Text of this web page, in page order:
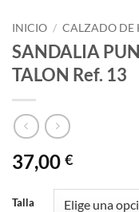
INICIO / CALZADO DE
SANDALIA
TALON Ref. 13
37,00 €
Talla